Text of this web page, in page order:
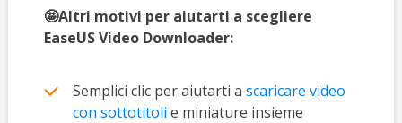
🤩Altri motivi per aiutarti a scegliere
EaseUS Video Downloader:
Semplici clic per aiutarti a scaricare video
con sottotitoli e miniature insieme